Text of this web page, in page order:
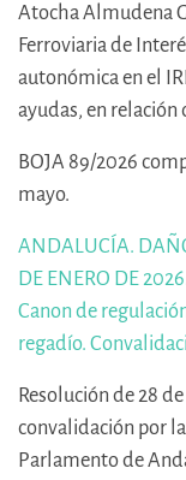
Atocha Almudena
Ferroviaria de
autonómica en el
ayudas, en
BOJA 89/2026
mayo.
ANDALUCÍA.
DE ENERO DE
Canon de
regadío.
Resolución de 28
convalidación por
Parlamento de